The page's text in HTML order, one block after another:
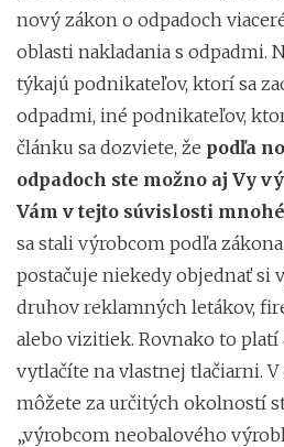
nový zákon o odpadoch
oblasti nakladania s odpadmi.
týkajú podnikateľov, ktorí sa
odpadmi, iné podnikateľov,
článku sa dozviete, že podľa
odpadoch ste možno aj Vy
Vám v tejto súvislosti
sa stali výrobcom podľa
postačuje niekedy objednať si
druhov reklamných letákov,
alebo vizitiek. Rovnako to platí
vytlačíte na vlastnej tlačiarni.
môžete za určitých okolností
„výrobcom neobalového